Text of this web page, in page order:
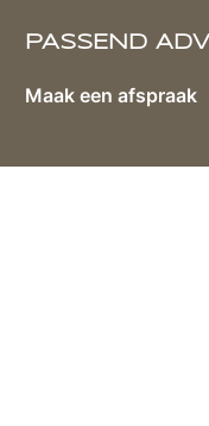
PASSEND
Maak een afspraak